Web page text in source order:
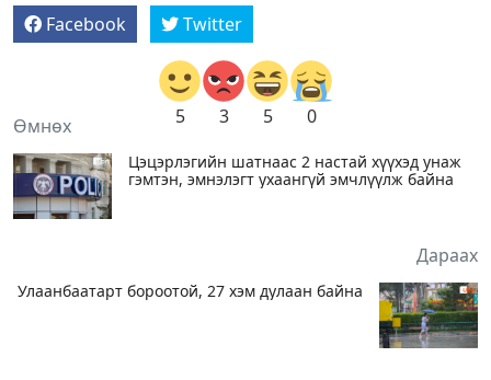
Facebook Twitter
5 3 5 0
Өмнөх
Цэцэрлэгийн шатнаас 2 настай хүүхэд унаж
гэмтэн, эмнэлэгт ухаангүй эмчлүүлж байна
Дараах
Улаанбаатарт бороотой, 27 хэм дулаан байна